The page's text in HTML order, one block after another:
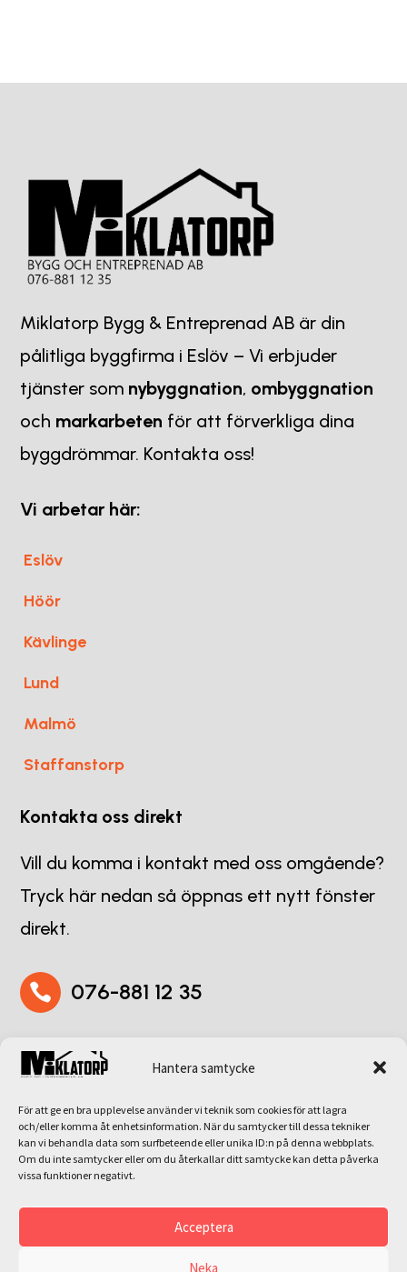
Hantera samtycke
För att ge en bra upplevelse använder vi teknik som cookies för att lagra
och/eller komma åt enhetsinformation. När du samtycker till dessa tekniker
kan vi behandla data som surfbeteende eller unika ID:n på denna webbplats.
Om du inte samtycker eller om du återkallar ditt samtycke kan detta påverka
vissa funktioner negativt.
Acceptera
Neka
Miklatorp Bygg & Entreprenad AB är din
pålitliga byggfirma i Eslöv – Vi erbjuder
tjänster som nybyggnation, ombyggnation
och markarbeten för att förverkliga dina
byggdrömmar. Kontakta oss!
Vi arbetar här:
Eslöv
Höör
Kävlinge
Lund
Malmö
Staffanstorp
Kontakta oss direkt
Vill du komma i kontakt med oss omgående?
Tryck här nedan så öppnas ett nytt fönster
direkt.
 076-881 12 35
 miklatorp911@hotmail.com
Adress